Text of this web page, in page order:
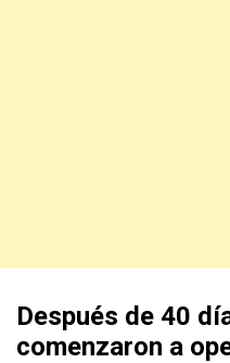
Después de 40
comenzaron a